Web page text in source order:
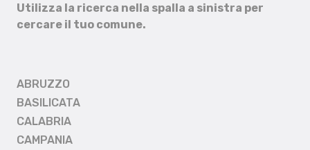
Utilizza la ricerca nella spalla a sinistra per
cercare il tuo comune.
ABRUZZO
BASILICATA
CALABRIA
CAMPANIA